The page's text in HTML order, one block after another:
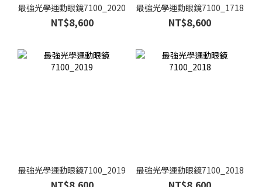
最強光學運動眼鏡7100_2020
NT$8,600
最強光學運動眼鏡7100_1718
NT$8,600
最強光學運動眼鏡7100_2019 最強光學運動眼鏡7100_2018